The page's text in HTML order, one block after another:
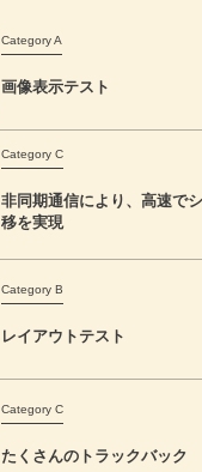
Category A
画像表示テスト
Category C
非同期通信により、高速で
移を実現
Category B
レイアウトテスト
Category C
たくさんのトラックバック